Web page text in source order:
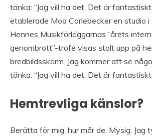
tänka: “Jag vill ha det. Det är
etablerade Moa Carlebecker en studio i
Hennes Musikförläggarnas “årets
genombrott”-trofé visas stolt upp på
bredbildsskärm. Jag kommer att se
tänka: “Jag vill ha det. Det är fantastiskt.
Hemtrevliga känslor?
Berätta för mig, hur mår de. Mysig. Jag